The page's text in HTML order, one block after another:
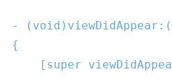
- ( void )viewDidAppear:(
{
    [
super